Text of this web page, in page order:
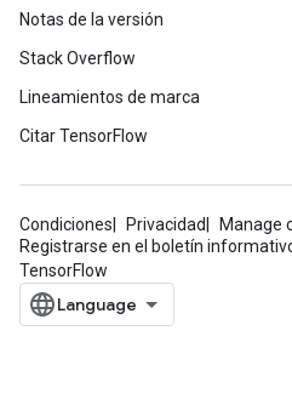
Notas de la versión
Stack Overflow
Lineamientos de marca
Citar TensorFlow
Condiciones Privacidad
Manage
Registrarse en el boletín
TensorFlow